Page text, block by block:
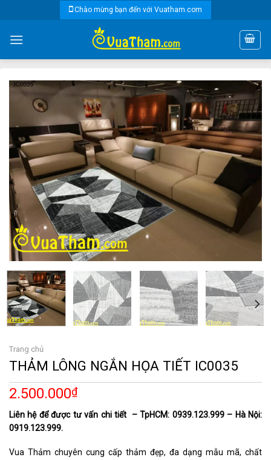
content
Chào mừng bạn đến với Vuatham.com
Trang chủ
THẢM LÔNG NGẮN HỌA TIẾT IC0035
2.500.000₫
Liên hệ để được tư vấn chi tiết – TpHCM: 0939.123.999 – Hà Nội:
0919.123.999.
Vua Thảm chuyên cung cấp thảm đẹp, đa dạng mẫu mã, chất